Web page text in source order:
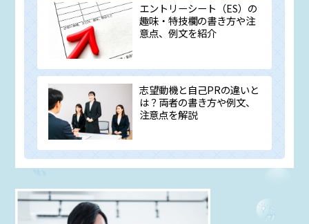
エントリーシート（ES）の
趣味・特技欄の書き方や注
意点、例文を紹介
志望動機と自己PRの違いと
は？両者の書き方や例文、
注意点を解説